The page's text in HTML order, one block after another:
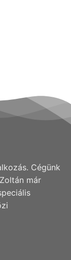
Cégünk
már